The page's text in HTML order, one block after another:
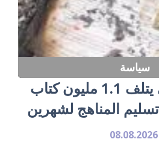
سياسة
القصف الروسي يتلف 1.1 مليون كتاب
المناهج لشهرين
08.08.2026